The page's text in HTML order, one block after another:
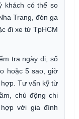
khách có thể so
Trang, đón ga
đi xe từ TpHCM
tra ngày đi, số
hoặc 5 sao, giờ
Tư vấn kỹ từ
chủ động chi
với gia đình